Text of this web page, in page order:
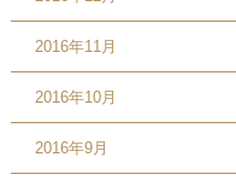
2016年11月
2016年10月
2016年9月